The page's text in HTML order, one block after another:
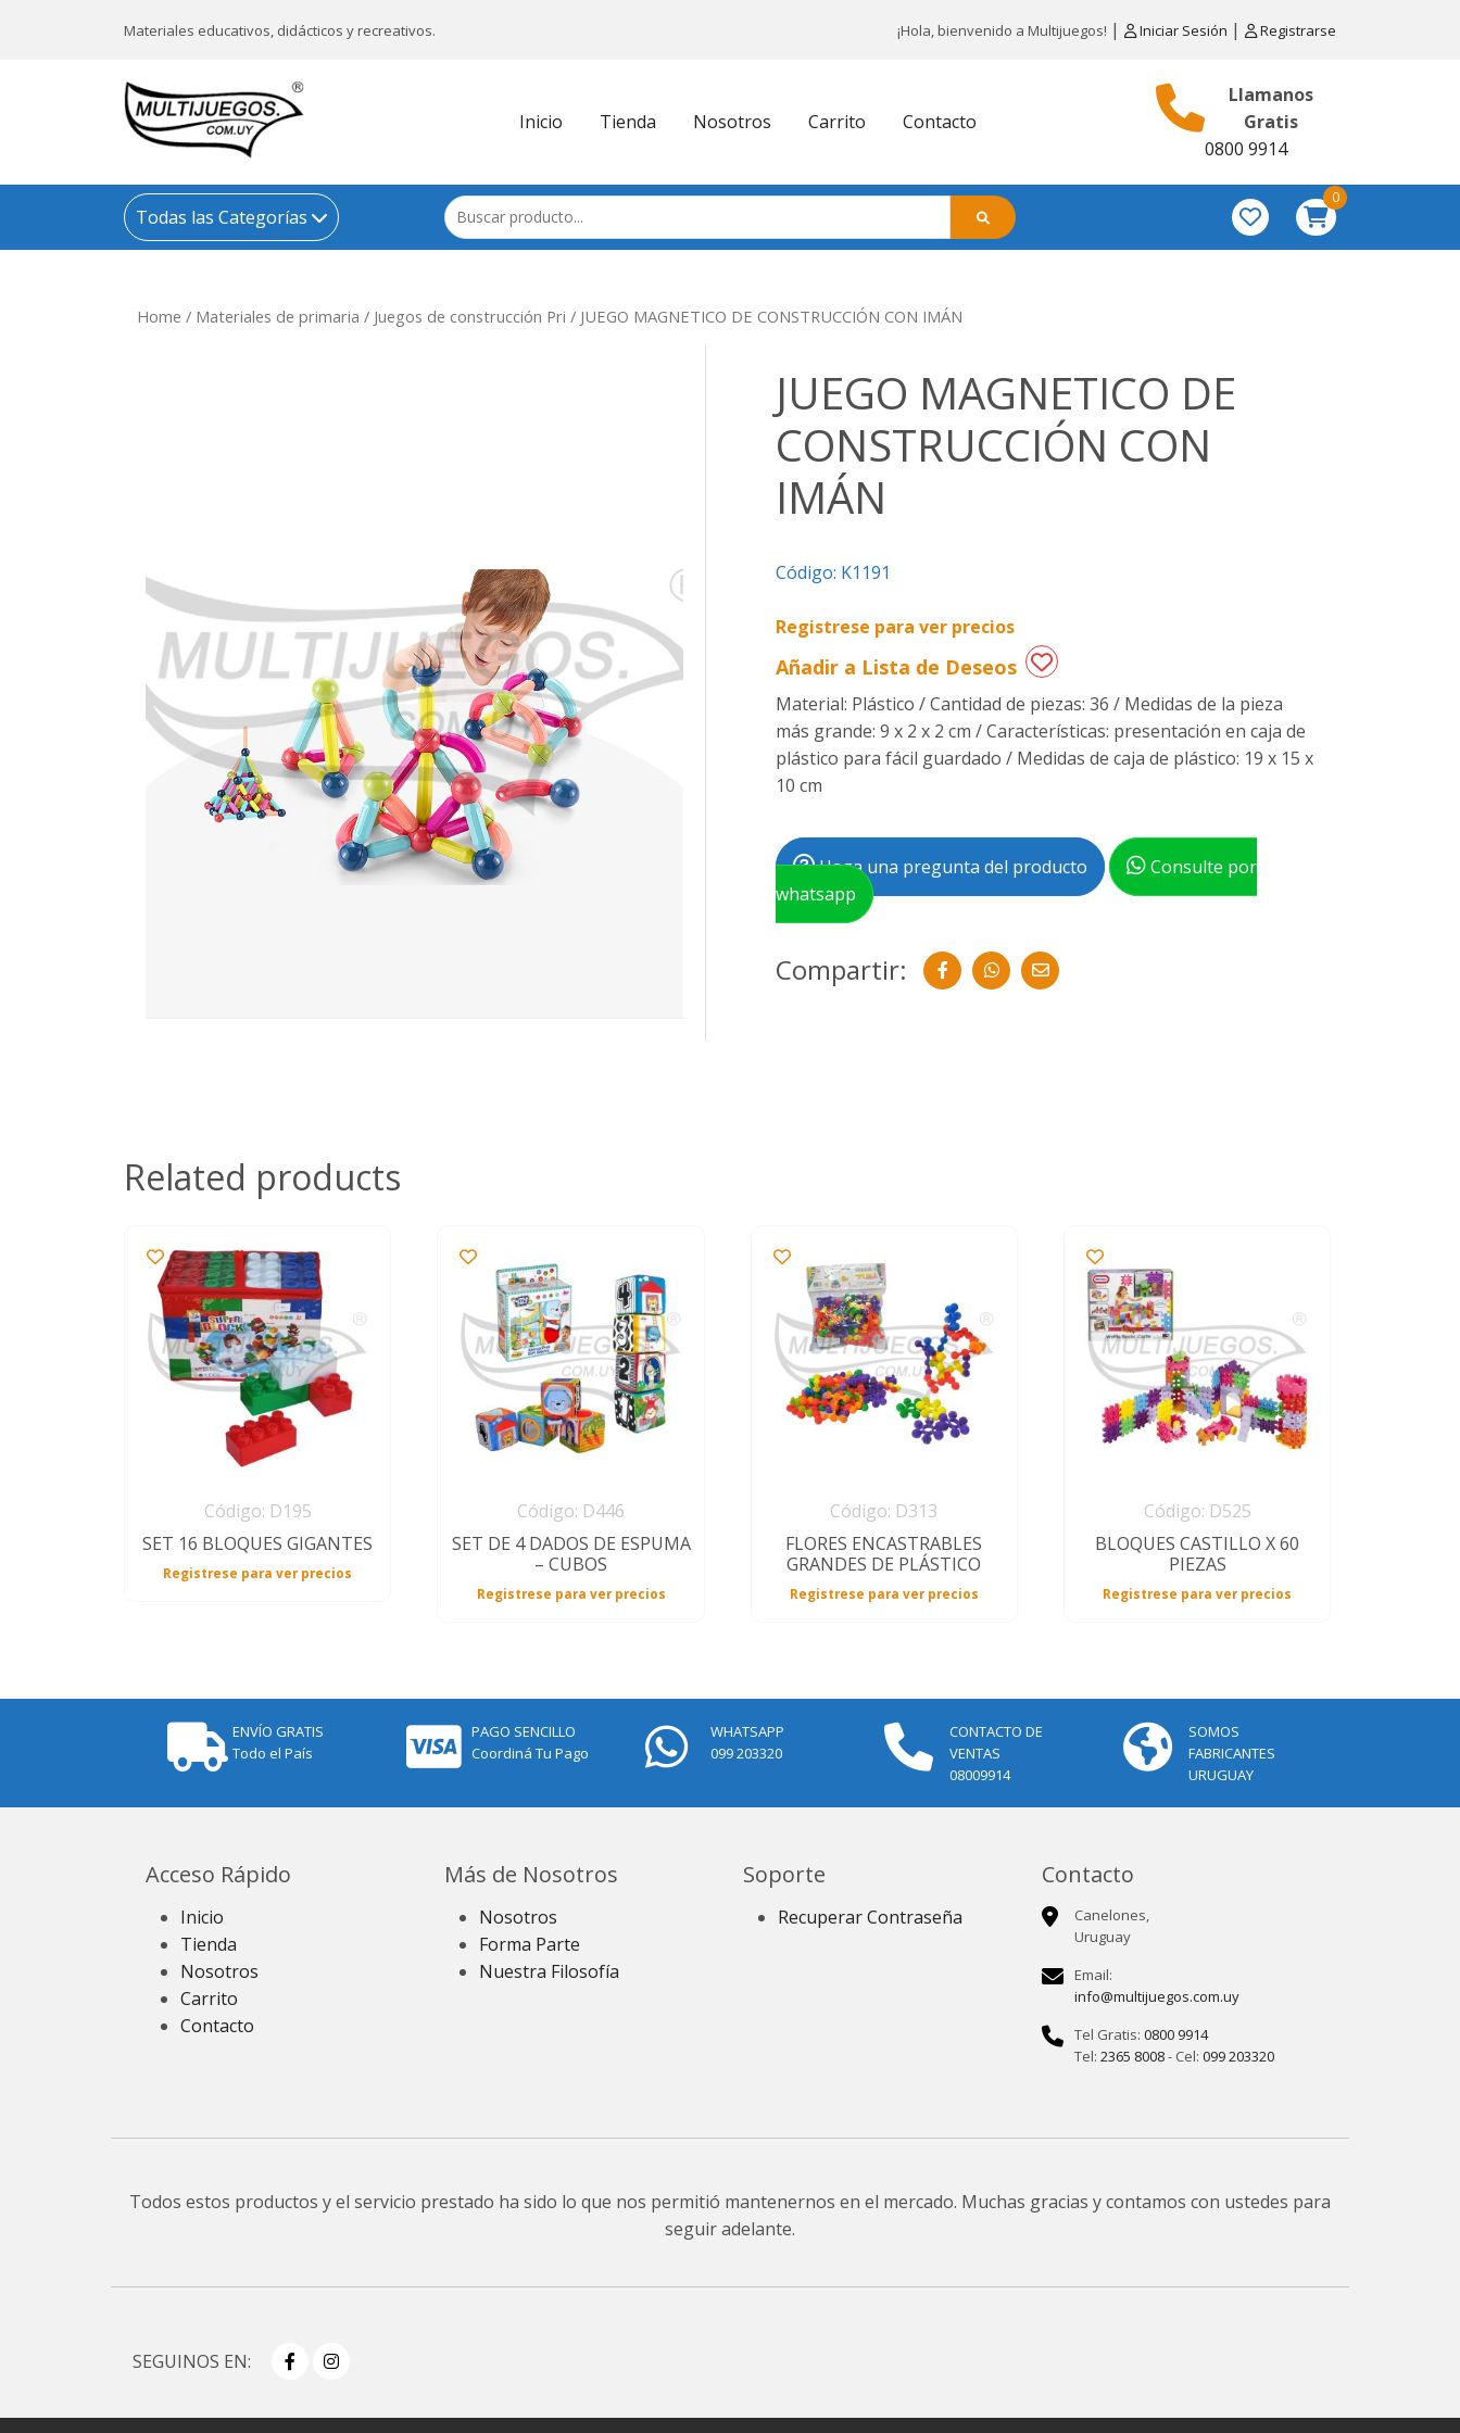
Materiales educativos, didácticos y recreativos. ¡Hola, bienvenido a Multijuegos! | Iniciar Sesión | Registrarse
Inicio Tienda Nosotros Carrito Contacto
Llamanos
Gratis
0800 9914
Todas las Categorías
0
Home / Materiales de primaria / Juegos de construcción Pri / JUEGO MAGNETICO DE CONSTRUCCIÓN CON IMÁN
JUEGO MAGNETICO DE
CONSTRUCCIÓN CON
IMÁN
Código: K1191
Registrese para ver precios
Añadir a Lista de Deseos
Material: Plástico / Cantidad de piezas: 36 / Medidas de la pieza
más grande: 9 x 2 x 2 cm / Características: presentación en caja de
plástico para fácil guardado / Medidas de caja de plástico: 19 x 15 x
10 cm
Haga una pregunta del producto
Consulte por
whatsapp
Compartir:
Related products
Código: D195
SET 16 BLOQUES GIGANTES
Registrese para ver precios
Código: D446
SET DE 4 DADOS DE ESPUMA
– CUBOS
Registrese para ver precios
Código: D313
FLORES ENCASTRABLES
GRANDES DE PLÁSTICO
Registrese para ver precios
Código: D525
BLOQUES CASTILLO X 60
PIEZAS
Registrese para ver precios
ENVÍO GRATIS
Todo el País
PAGO SENCILLO
Coordiná Tu Pago
WHATSAPP
099 203320
CONTACTO DE
VENTAS
08009914
SOMOS
FABRICANTES
URUGUAY
Acceso Rápido
Inicio
Tienda
Nosotros
Carrito
Contacto
Más de Nosotros
Nosotros
Forma Parte
Nuestra Filosofía
Soporte
Recuperar Contraseña
Contacto
Canelones,
Uruguay
Email:
info@multijuegos.com.uy
Tel Gratis: 0800 9914
Tel: 2365 8008- Cel: 099 203320
Todos estos productos y el servicio prestado ha sido lo que nos permitió mantenernos en el mercado. Muchas gracias y contamos con ustedes para
seguir adelante.
SEGUINOS EN: